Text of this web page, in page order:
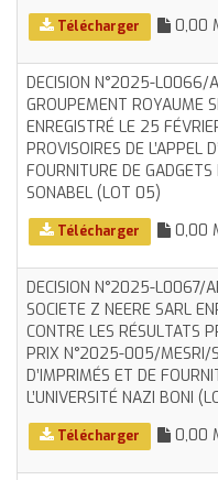
Télécharger 0,00
DECISION N°2025-L0066/
GROUPEMENT ROYAUME
ENREGISTRÉ LE 25
PROVISOIRES DE L’APPEL
FOURNITURE DE
SONABEL (LOT 05)
Télécharger 0,00
DECISION N°2025-L0067/
SOCIETE Z NEERE SARL
CONTRE LES RÉSULTATS
PRIX N°2025-005/MESRI/
D’IMPRIMÉS ET DE
L’UNIVERSITÉ NAZI BONI
Télécharger 0,00